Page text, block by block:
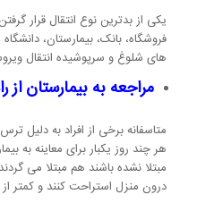
یکی از بدترین نوع انتقال قرار
فروشگاه‌، بانک‌، بیمارستان‌،
های شلوغ و سرپوشیده انتقال
مراجعه به بیمارستان از
متاسفانه برخی از افراد به دلیل
هر چند روز یکبار برای معاینه به
مبتلا نشده باشند هم مبتلا می
درون منزل استراحت کنند و کمتر